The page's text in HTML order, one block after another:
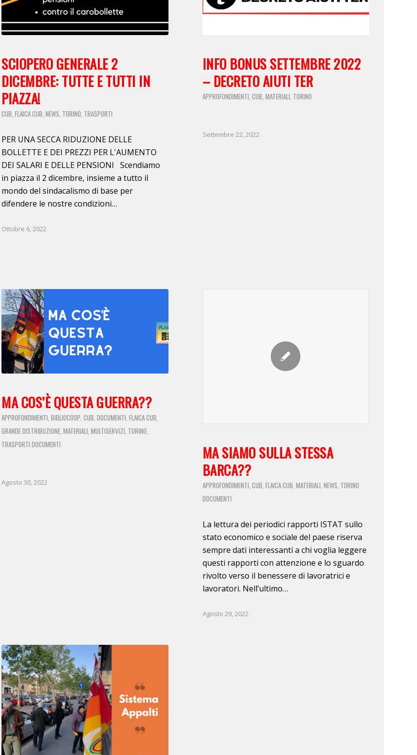
SCIOPERO GENERALE 2
DICEMBRE: TUTTE E TUTTI IN
PIAZZA!
CUB,FLAICA CUB,NEWS, TORINO, TRASPORTI
PER UNA SECCA RIDUZIONE DELLE
BOLLETTE E DEI PREZZI PER L'AUMENTO
DEI SALARI E DELLE PENSIONI Scendiamo
in piazza il 2 dicembre, insieme a tutto il
mondo del sindacalismo di base per
difendere le nostre condizioni…
Ottobre 6, 2022
INFO BONUS SETTEMBRE 2022
– DECRETO AIUTI TER
APPROFONDIMENTI, CUB, MATERIALI, TORINO
Settembre 22, 2022
MA COS’È QUESTA GUERRA??
APPROFONDIMENTI ,BIBLIOCOOP ,CUB ,DOCUMENTI ,FLAICA CUB
GRANDE DISTRIBUZIONE ,MATERIALI ,MULTISERVIZI TORINO
TRASPORTI DOCUMENTI
Agosto 30, 2022
MA SIAMO SULLA STESSA
BARCA??
APPROFONDIMENTI, CUB, FLAICA CUB, MATERIALI, NEWS, TORINO
DOCUMENTI
La lettura dei periodici rapporti ISTAT sullo
stato economico e sociale del paese riserva
sempre dati interessanti a chi voglia leggere
questi rapporti con attenzione e lo sguardo
rivolto verso il benessere di lavoratrici e
lavoratori. Nell’ultimo…
Agosto 29, 2022